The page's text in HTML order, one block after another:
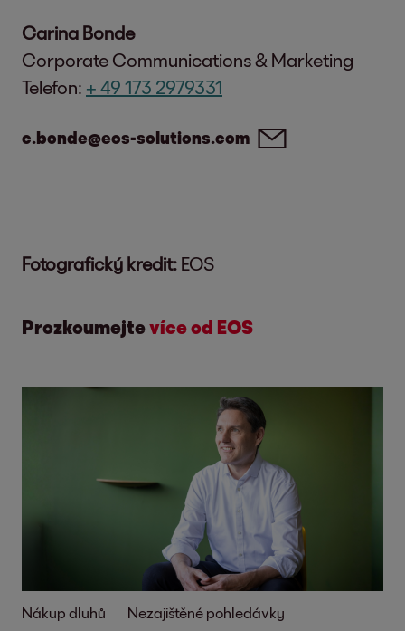
Carina Bonde
Corporate Communications & Marketing
Telefon: + 49 173 2979331
c.bonde@eos-solutions.com
Fotografický kredit: EOS
Prozkoumejtevíce od EOS
Nákup dluhů Nezajištěné pohledávky